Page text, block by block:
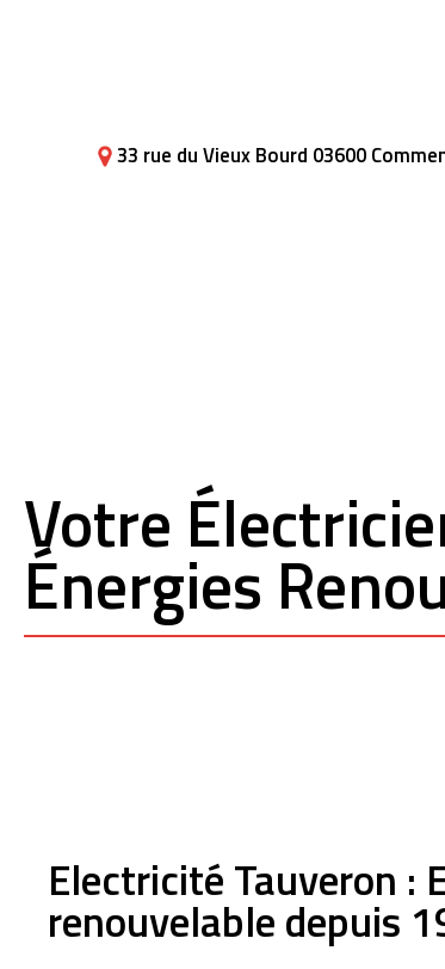
33 rue du Vieux Bourd 03600
Votre
Énergies
Electricité Tauveron :
renouvelable depuis